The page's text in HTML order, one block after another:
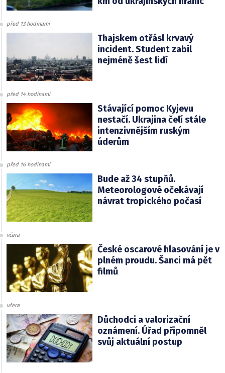
před 13 hodinami
Thajskem otřásl krvavý
incident. Student zabil
nejméně šest lidí
před 14 hodinami
Stávající pomoc Kyjevu
nestačí. Ukrajina čelí stále
intenzivnějším ruským
úderům
před 16 hodinami
Bude až 34 stupňů.
Meteorologové očekávají
návrat tropického počasí
včera
České oscarové hlasování je v
plném proudu. Šanci má pět
filmů
včera
Důchodci a valorizační
oznámení. Úřad připomněl
svůj aktuální postup